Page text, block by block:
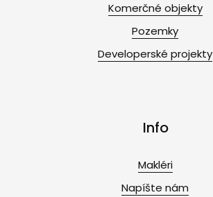
Komerčné objekty
Pozemky
Developerské projekty
Info
Makléri
Napíšte nám